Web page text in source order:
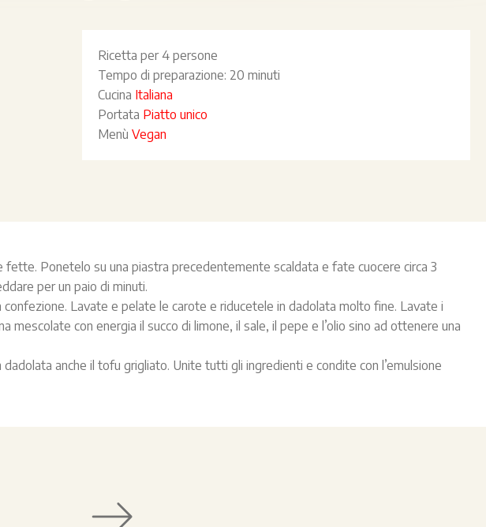
Ricetta per4 persone
Tempo di preparazione: 20 minuti
Cucina Italiana
Portata Piatto unico
Menù Vegan
Ponetelo su una piastra precedentemente scaldata e fate cuocere circa 3
per un paio di minuti.
Lavate e pelate le carote e riducetele in dadolata molto fine. Lavate i
con energia il succo di limone, il sale, il pepe e l’olio sino ad ottenere una
anche il tofu grigliato. Unite tutti gli ingredienti e condite con l’emulsione